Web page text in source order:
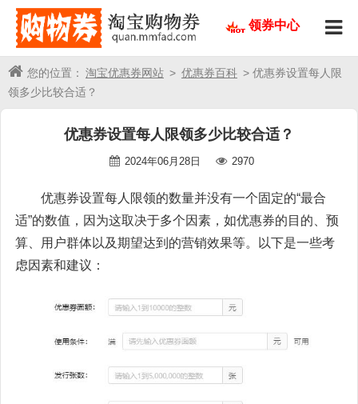
领券中心
您的位置： 淘宝优惠券网站 > 优惠券百科 > 优惠券设置每人限
领多少比较合适？
优惠券设置每人限领多少比较合适？
2024年06月28日 2970
优惠券设置每人限领的数量并没有一个固定的“最合
适”的数值，因为这取决于多个因素，如优惠券的目的、预
算、用户群体以及期望达到的营销效果等。以下是一些考
虑因素和建议：